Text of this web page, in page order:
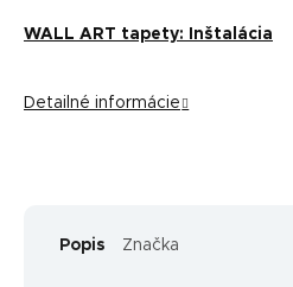
WALL ART tapety: Inštalácia
Detailné informácie
Popis Značka